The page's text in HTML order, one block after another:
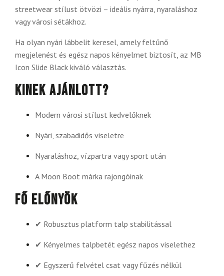
streetwear stílust ötvözi – ideális nyárra, nyaraláshoz
vagy városi sétákhoz.
Ha olyan nyári lábbelit keresel, amely feltűnő
megjelenést és egész napos kényelmet biztosít, az MB
Icon Slide Black kiváló választás.
Kinek ajánlott?
Modern városi stílust kedvelőknek
Nyári, szabadidős viseletre
Nyaraláshoz, vízpartra vagy sport után
A Moon Boot márka rajongóinak
Fő előnyök
✔ Robusztus platform talp stabilitással
✔ Kényelmes talpbetét egész napos viselethez
✔ Egyszerű felvétel csat vagy fűzés nélkül